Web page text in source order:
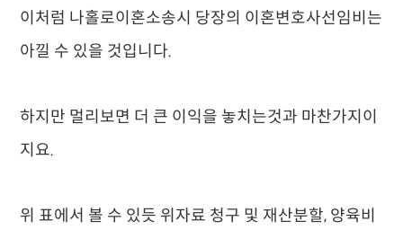
이처럼 나홀로이혼소송시 당장의 이혼변호사선임비는
아낄 수 있을 것입니다.
하지만 멀리보면 더 큰 이익을 놓치는것과 마찬가지이
지요.
위 표에서 볼 수 있듯 위자료 청구 및 재산분할, 양육비